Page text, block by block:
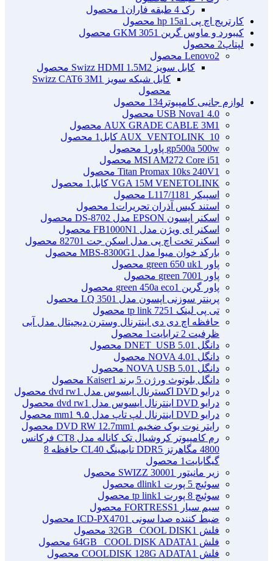
رک 4 طبقه فاران
1 محصول
کارتریج اچ پی hp 15a 1 محصول
کیبورد و ماوس گرین GKM 305 1 محصول
لپتاپ2 محصول
Lenovo2 محصول
کابل سویز Swizz HDMI 1.5M 2 محصول
کابل شبکه سویز Swizz CAT6 3M
1
محصول
لوازم جانبی کامپیوتر 134 محصول
4.0 USB Nova 1 محصول
AUX GRADE CABLE 3M1 محصول
AUX_VENTOLINK_10 کابل
1 محصول
gp500a 500w پاور
1 محصول
MSI AM272 Core i51 محصول
Titan Promax 10ks 240V1 محصول
VGA 15M VENETOLINK کابل
1 محصول
اسپیکر L117/118
1 محصول
استند کیس آذران تحریرات 1 محصول
اسکنر اپسون EPSON مدل DS-870
2 محصول
اسکنر ای ویژن مدل FB1000N 1 محصول
اسکنر تخت اچ پی مدل اسکن جت 8270 1 محصول
بارکد خوان میوا مدل MBS-8300G 1 محصول
پاور green 650 uk
1 محصول
پاور green 700
1 محصول
پاور گرین green 450a eco 1 محصول
پرینتر سوزنی اپسون مدل LQ 350 1 محصول
تی پی لینک tp link 725 1 محصول
حافظه اچ دی دی اینترنال وسترن دیجیتال مدل آبی
ظرفیت 2 ترابایت
1 محصول
دانگل DNET_USB 5.0 1 محصول
دانگل NOVA 4.0 1 محصول
دانگل NOVA USB 5.0 1 محصول
دانگل بلوتوث ورژن 5 برند Kaiser
1 محصول
درایو DVD اکسترنال ایسوس مدل dvd rw
1 محصول
درایو DVD اینترنال ایسوس مدل dvd rw
1 محصول
درایو DVD اینترنال لپ تاپ مدل ۹.۵ mm
1 محصول
رایتر نوت بوک ضخیم DVD RW 12.7mm 1 محصول
رم کامپیوتر کروشیال تک کاناله مدل CT8 فرکانس
4800 مگاهرتز DDR5 تایمینگ CL40 حافظه 8
گیگابایت 1 محصول
زیر مانیتور SWIZZ 3000
1 محصول
سوئیچ 5 پورت dlink
1 محصول
سوئیچ 8 پورت tp link
1 محصول
سیم سیار FORTRESS
1 محصول
ضبط کننده صدا سونی ICD-PX470 1 محصول
فلش 32GB _COOL DISK 1 محصول
فلش 64GB _COOL DISK ADATA 1 محصول
فلش COOLDISK 128G ADATA 1 محصول